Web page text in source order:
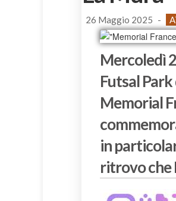
26 Maggio 2025 -
Mercoledì
Futsal
Memorial
in
ritrovo che